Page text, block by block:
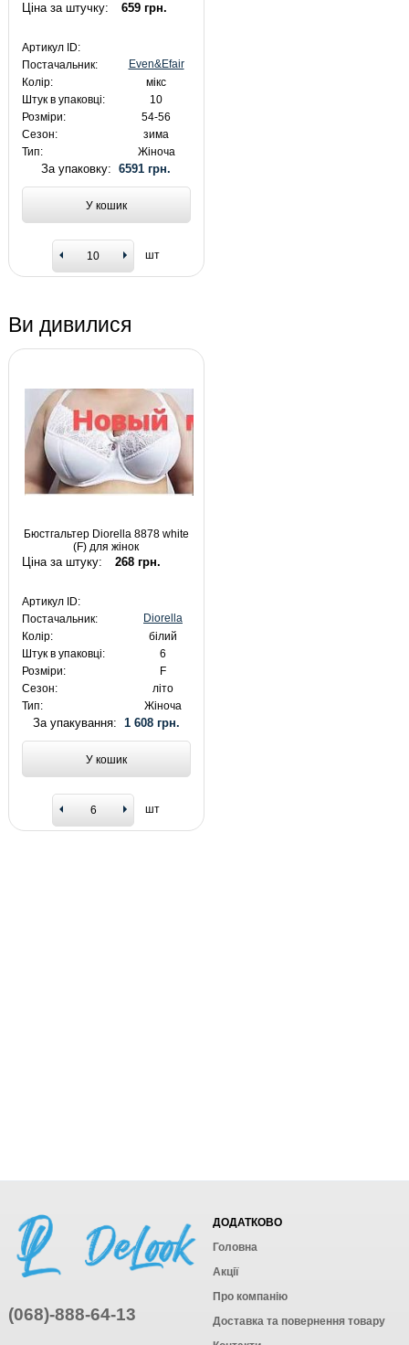
Ціна за штучку: 659 грн.
Артикул ID:
Постачальник:
Even&Efair
Колір:
мікс
Штук в упаковці:
10
Розміри:
54-56
Сезон:
зима
Тип:
Жіноча
За упаковку:6591 грн.
У кошик
шт
Ви дивилися
Бюстгальтер Diorella 8878 white
(F) для жінок
Ціна за штуку: 268 грн.
Артикул ID:
Постачальник:
Diorella
Колір:
білий
Штук в упаковці:
6
Розміри:
F
Сезон:
літо
Тип:
Жіноча
За упакування: 1 608 грн.
У кошик
шт
(068)-888-64-13
ДОДАТКОВО
Головна
Акції
Про компанію
Доставка та повернення товару